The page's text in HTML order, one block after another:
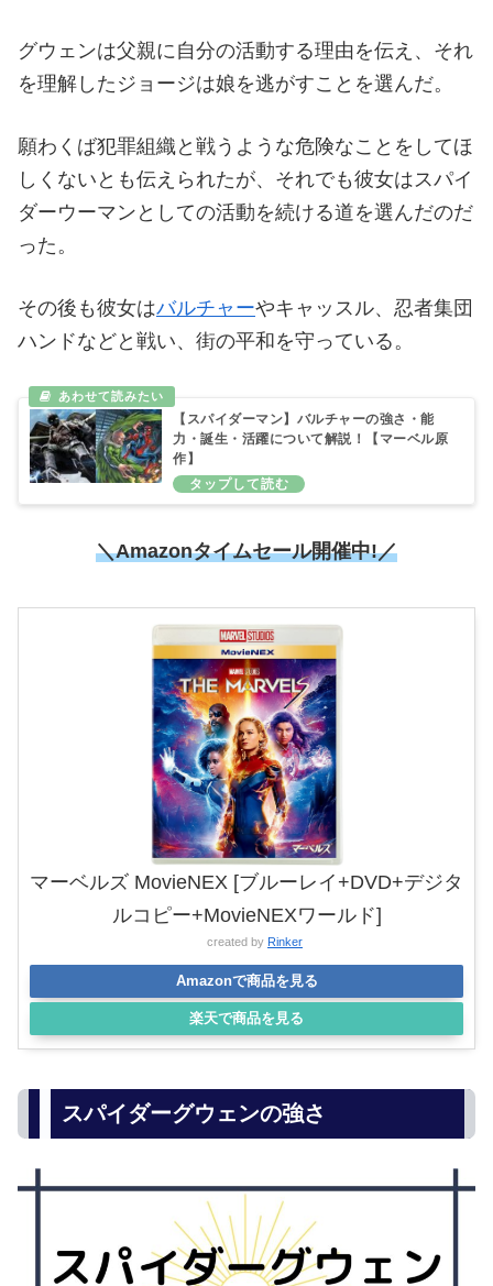
グウェンは父親に自分の活動する理由を伝え、それ
を理解したジョージは娘を逃がすことを選んだ。
願わくば犯罪組織と戦うような危険なことをしてほ
しくないとも伝えられたが、それでも彼女はスパイ
ダーウーマンとしての活動を続ける道を選んだのだ
った。
その後も彼女はバルチャーやキャッスル、忍者集団
ハンドなどと戦い、街の平和を守っている。
【スパイダーマン】バルチャーの強さ・能
力・誕生・活躍について解説！【マーベル原
作】
＼Amazonタイムセール開催中!／
マーベルズ MovieNEX [ブルーレイ+DVD+デジタ
ルコピー+MovieNEXワールド]
created by Rinker
Amazonで商品を見る
楽天で商品を見る
スパイダーグウェンの強さ